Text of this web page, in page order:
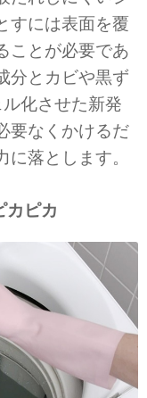
すには表面を覆
ことが必要であ
分とカビや黒ず
化させた新発
要なくかけるだ
落とします。
カピカ